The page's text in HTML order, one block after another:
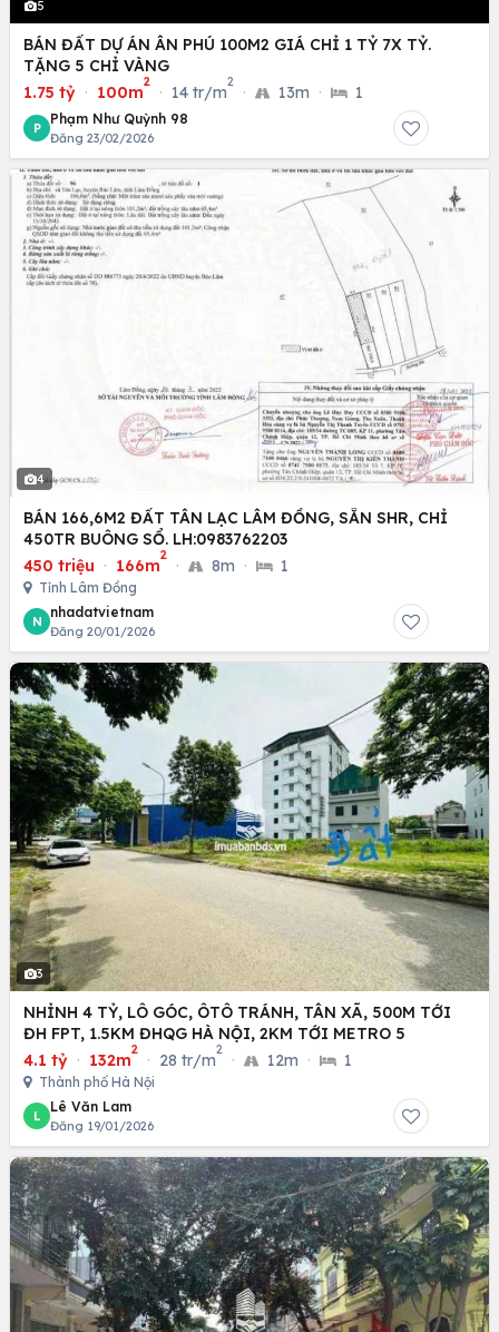
5
BÁN ĐẤT DỰ ÁN ÂN PHÚ 100M2 GIÁ CHỈ 1 TỶ 7X TỶ.
TẶNG 5 CHỈ VÀNG
1.75 tỷ · 100m
2
· 14 tr/m
2
· 13m · 1
P
Phạm Như Quỳnh 98
Đăng 23/02/2026
4
BÁN 166,6M2 ĐẤT TÂN LẠC LÂM ĐỒNG, SẴN SHR, CHỈ
450TR BUÔNG SỔ. LH:0983762203
450 triệu · 166m
2
· 8m · 1
Tỉnh Lâm Đồng
N
nhadatvietnam
Đăng 20/01/2026
3
NHỈNH 4 TỶ, LÔ GÓC, ÔTÔ TRÁNH, TÂN XÃ, 500M TỚI
ĐH FPT, 1.5KM ĐHQG HÀ NỘI, 2KM TỚI METRO 5
4.1 tỷ · 132m
2
· 28 tr/m
2
· 12m · 1
Thành phố Hà Nội
L
Lê Văn Lam
Đăng 19/01/2026